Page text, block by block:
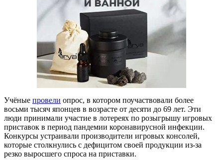
Учёные провели опрос, в котором поучаствовали более
восьми тысяч японцев в возрасте от десяти до 69 лет. Эти
люди принимали участие в лотереях по розыгрышу игровых
приставок в период пандемии коронавирусной инфекции.
Конкурсы устраивали производители игровых консолей,
которые столкнулись с дефицитом своей продукции из-за
резко выросшего спроса на приставки.